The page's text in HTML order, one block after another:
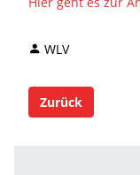
WLV
Zurück